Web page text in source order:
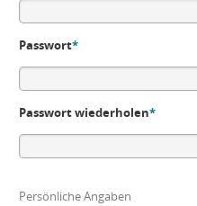
Passwort*
Passwort wiederholen*
Persönliche Angaben